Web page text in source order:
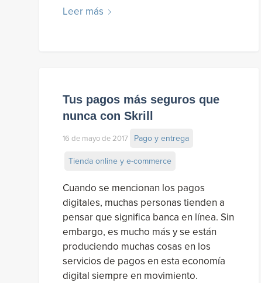
Leer más
Tus pagos más seguros que
nunca con Skrill
16 de mayo de 2017 Pago y entrega
Tienda online y e-commerce
Cuando se mencionan los pagos
digitales, muchas personas tienden a
pensar que significa banca en línea. Sin
embargo, es mucho más y se están
produciendo muchas cosas en los
servicios de pagos en esta economía
digital siempre en movimiento.